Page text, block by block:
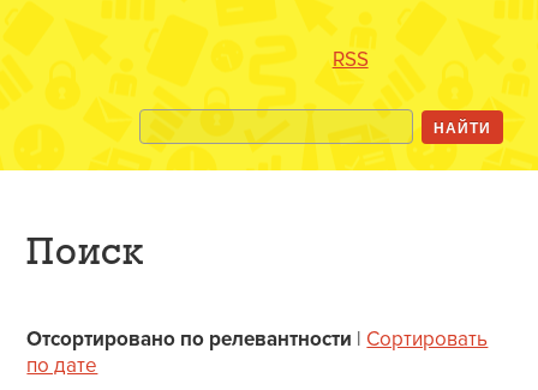
RSS
Поиск
Отсортировано по релевантности | Сортировать
по дате